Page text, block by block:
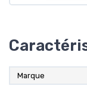
Marque